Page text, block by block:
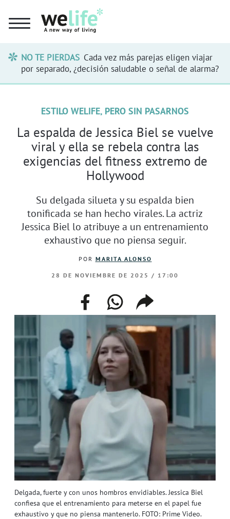
NO TE PIERDAS Cada vez más parejas eligen viajar
por separado, ¿decisión saludable o señal de alarma?
Delgada, fuerte y con unos hombros envidiables. Jessica Biel
confiesa que el entrenamiento para meterse en el papel fue
exhaustivo y que no piensa mantenerlo. FOTO: Prime Video.
ESTILO WELIFE, PERO SIN PASARNOS
La espalda de Jessica Biel se vuelve
viral y ella se rebela contra las
exigencias del fitness extremo de
Hollywood
Su delgada silueta y su espalda bien
tonificada se han hecho virales. La actriz
Jessica Biel lo atribuye a un entrenamiento
exhaustivo que no piensa seguir.
POR MARITA ALONSO
28 DE NOVIEMBRE DE 2025 / 17:00
facebookwhatsappcompartir
enlace